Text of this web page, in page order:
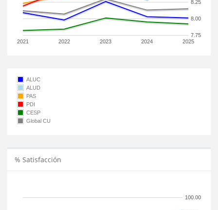
2021 2022 2023 2024 2025
7.75
8.00
8.25
ALUC
ALUD
PAS
PDI
CESP
Global CU
% Satisfacción
100.00